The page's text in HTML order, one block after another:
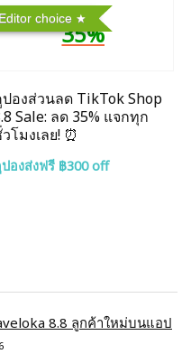
Editor choice
35%
องส่วนลด TikTok Shop
Sale: ลด 35% แจกทุก
โมงเลย! ⏰
องส่งฟรี ฿300 off
8.8 ลูกค้าใหม่บนแอป